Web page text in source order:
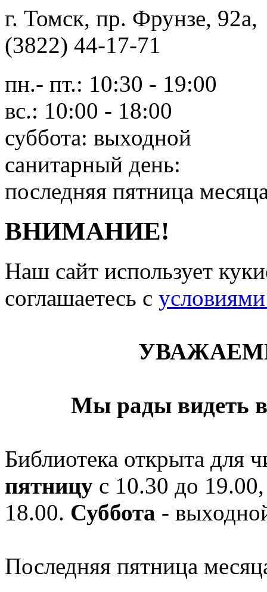
г. Томск, пр. Фрунзе,
(3822) 44-17-71
пн.- пт.: 10:30 - 19:00
вс.: 10:00 - 18:00
суббота: выходной
санитарный день:
последняя пятница
ВНИМАНИЕ!
Наш сайт использует
соглашаетесь c
Мы рады видеть
Библиотека открыта для
пятницу с 10.30 до
18.00. Суббота -
Последняя пятница